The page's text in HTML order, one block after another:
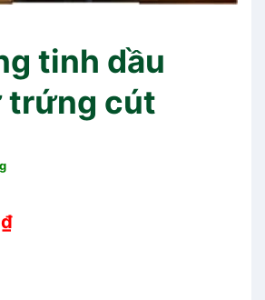
tinh dầu
trứng cút
₫